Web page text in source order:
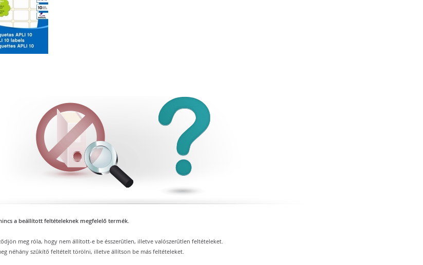
a beállított feltételeknek megfelelő termék.
meg róla, hogy nem állított-e be ésszerűtlen, illetve valószerűtlen feltételeket.
néhány szűkítő feltételt törölni, illetve állítson be más feltételeket.